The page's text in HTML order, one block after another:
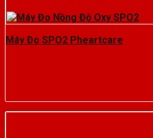
Máy Đo SPO2 Pheartcare